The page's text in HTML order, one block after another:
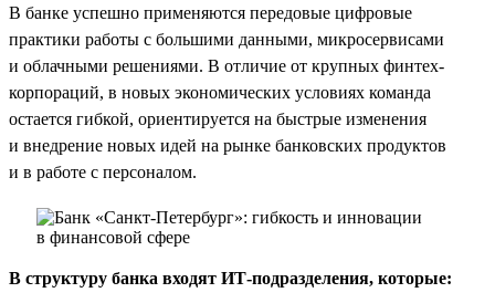
В банке успешно применяются передовые цифровые
практики работы с большими данными, микросервисами
и облачными решениями. В отличие от крупных финтех-
корпораций, в новых экономических условиях команда
остается гибкой, ориентируется на быстрые изменения
и внедрение новых идей на рынке банковских продуктов
и в работе с персоналом.
В структуру банка входят ИТ-подразделения, которые: